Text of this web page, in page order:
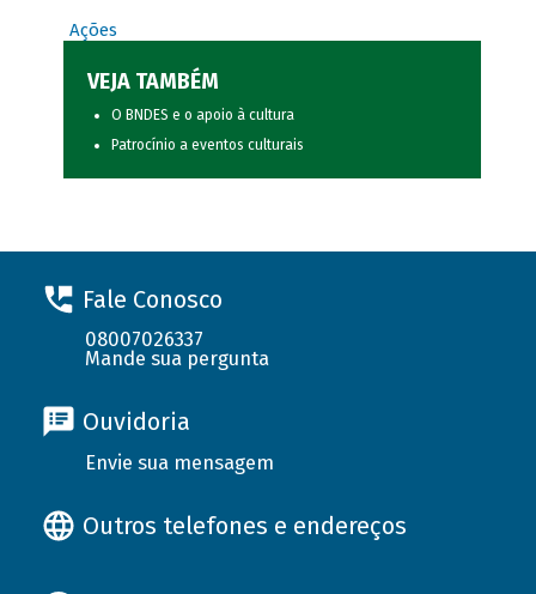
Ações
VEJA TAMBÉM
O BNDES e o apoio à cultura
Patrocínio a eventos culturais
Fale Conosco
08007026337
Mande sua pergunta
Ouvidoria
Envie sua mensagem
Outros telefones e endereços